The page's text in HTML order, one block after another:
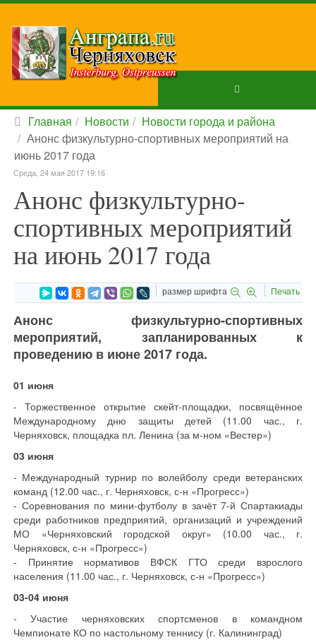
Главная Новости
Новости города и района
Анонс физкультурно-спортивных мероприятий на
июнь 2017 года
Среда, 24 мая 2017 19:16
Анонс физкультурно-
спортивных мероприятий
на июнь 2017 года
размер шрифта Печать
Анонс физкультурно-спортивных
мероприятий, запланированных к
проведению в июне 2017 года.
01 июня
- Торжественное открытие скейт-площадки, посвящённое
Международному дню защиты детей (11.00 час., г.
Черняховск, площадка пл. Ленина (за м-ном «Вестер»)
03 июня
- Международный турнир по волейболу среди ветеранских
команд (12.00 час., г. Черняховск, с-н «Прогресс»)
- Соревнования по мини-футболу в зачёт 7-й Спартакиады
среди работников предприятий, организаций и учреждений
МО «Черняховский городской округ» (10.00 час., г.
Черняховск, с-н «Прогресс»)
- Принятие нормативов ВФСК ГТО среди взрослого
населения (11.00 час., г. Черняховск, с-н «Прогресс»)
03-04 июня
- Участие черняховских спортсменов в командном
Чемпионате КО по настольному теннису (г. Калининград)